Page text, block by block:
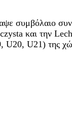
συμβόλαιο
και την
U20, U21) της